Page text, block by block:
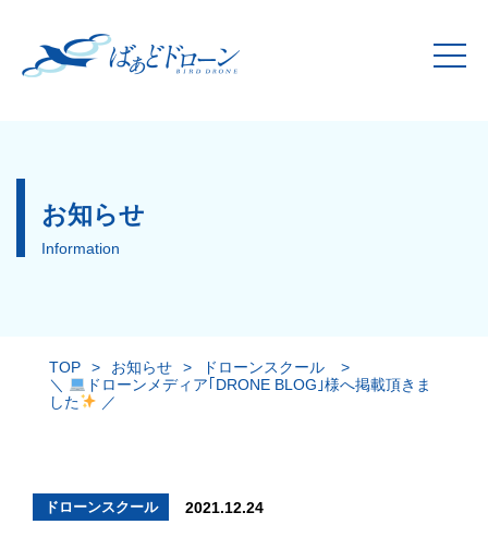
お知らせ
Information
TOP > お知らせ > ドローンスクール
>
＼
ドローンメディア｢DRONE BLOG｣様へ掲載頂きま
した
／
ドローンスクール 2021.12.24